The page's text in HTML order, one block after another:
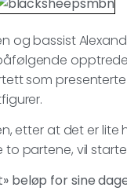
og bassist
som
etter at det er
to partene, vil
beløp for sine